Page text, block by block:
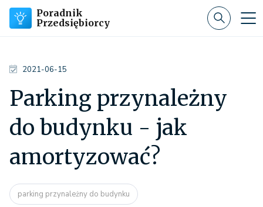
Poradnik
Przedsiębiorcy
2021-06-15
Parking przynależny
do budynku - jak
amortyzować?
parking przynależny do budynku